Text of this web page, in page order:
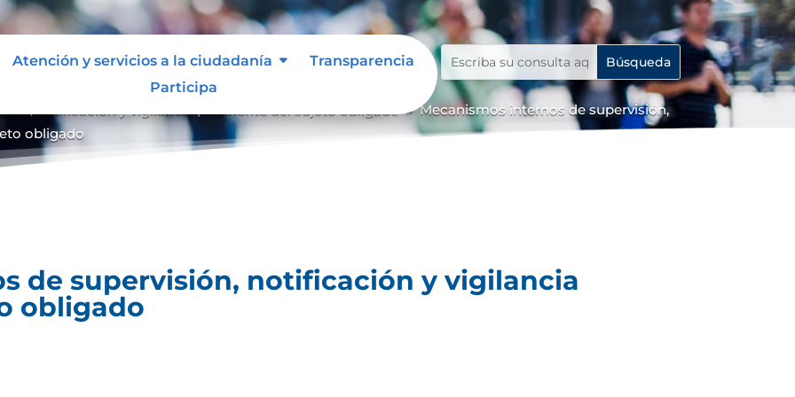
Atención y servicios a la ciudadanía
Transparencia
Participa
notificación y vigilancia pertinente del sujeto obligado 9 Mecanismos internos de supervisión,
obligado
de supervisión, notificación y vigilancia
obligado